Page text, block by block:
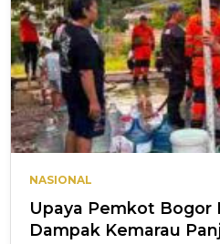
NASIONAL
Upaya Pemkot Bogor
Dampak Kemarau